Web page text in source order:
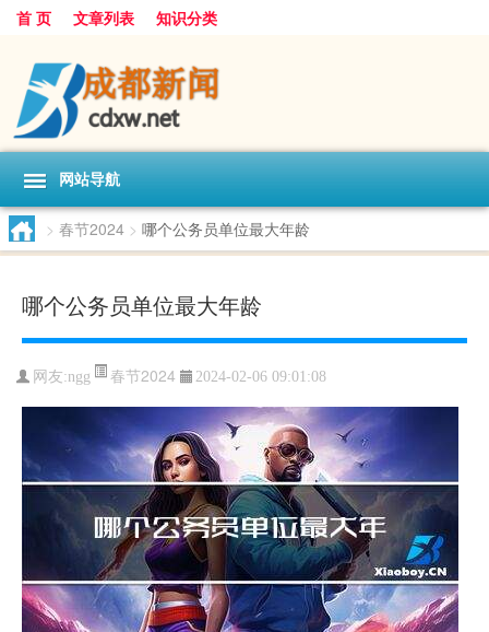
首 页 文章列表 知识分类
网站导航
> 春节2024 > 哪个公务员单位最大年龄
哪个公务员单位最大年龄
网友:ngg 春节2024 2024-02-06 09:01:08